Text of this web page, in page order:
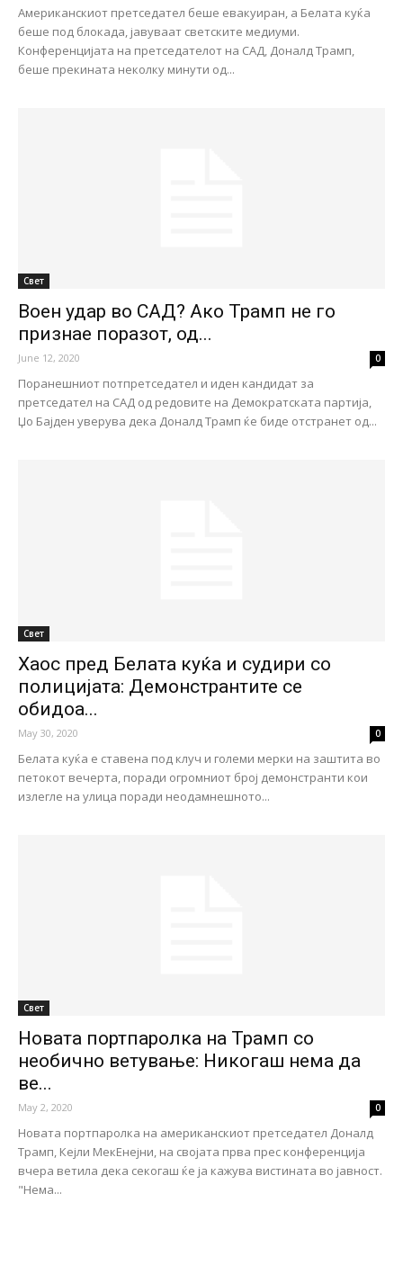
Американскиот претседател беше евакуиран, а Белата куќа
беше под блокада, јавуваат светските медиуми.
Конференцијата на претседателот на САД, Доналд Трамп,
беше прекината неколку минути од...
Свет
Воен удар во САД? Ако Трамп не го
признае поразот, од...
June 12, 2020 0
Поранешниот потпретседател и иден кандидат за
претседател на САД од редовите на Демократската партија,
Џо Бајден уверува дека Доналд Трамп ќе биде отстранет од...
Свет
Хаос пред Белата куќа и судири со
полицијата: Демонстрантите се
обидоа...
May 30, 2020 0
Белата куќа е ставена под клуч и големи мерки на заштита во
петокот вечерта, поради огромниот број демонстранти кои
излегле на улица поради неодамнешното...
Свет
Новата портпаролка на Трамп со
необично ветување: Никогаш нема да
ве...
May 2, 2020 0
Новата портпаролка на американскиот претседател Доналд
Трамп, Кејли МекЕнејни, на својата прва прес конференција
вчера ветила дека секогаш ќе ја кажува вистината во јавност.
"Нема...